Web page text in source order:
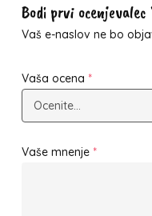
Bodi prvi
Vaš e-naslov ne bo
Vaša ocena *
Vaše mnenje *